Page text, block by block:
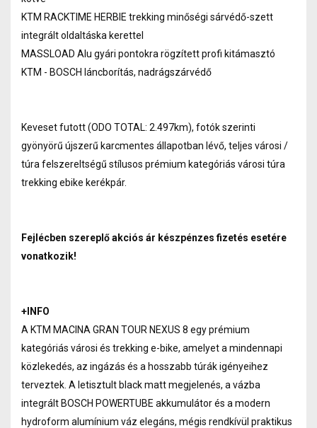
KTM RACKTIME HERBIE trekking minőségi sárvédő-szett
integrált oldaltáska kerettel
MASSLOAD Alu gyári pontokra rögzített profi kitámasztó
KTM - BOSCH láncborítás, nadrágszárvédő
Keveset futott (ODO TOTAL: 2.497km), fotók szerinti
gyönyörű újszerű karcmentes állapotban lévő, teljes városi /
túra felszereltségű stílusos prémium kategóriás városi túra
trekking ebike kerékpár.
Fejlécben szereplő akciós ár készpénzes fizetés esetére
vonatkozik!
+INFO
A KTM MACINA GRAN TOUR NEXUS 8 egy prémium
kategóriás városi és trekking e-bike, amelyet a mindennapi
közlekedés, az ingázás és a hosszabb túrák igényeihez
terveztek. A letisztult black matt megjelenés, a vázba
integrált BOSCH POWERTUBE akkumulátor és a modern
hydroform alumínium váz elegáns, mégis rendkívül praktikus